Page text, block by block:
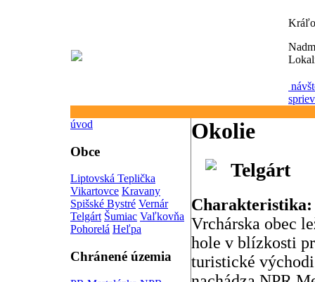
úvod
Obce
Liptovská Teplička
Vikartovce Kravany
Spišské Bystré Vernár
Telgárt Šumiac Vaľkovňa
Pohorelá Heľpa
Chránené územia
Okolie
Telgárt
Charakteristika:
Vrchárska obec
hole v blízkosti
turistické